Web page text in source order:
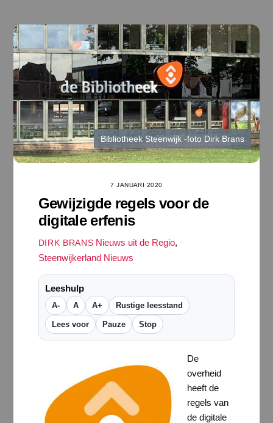
inhoud
Bibliotheek Steenwijk -foto Dirk Brans
7 JANUARI 2020
Gewijzigde regels voor de
digitale erfenis
DIRK BRANS Nieuws uit de Regio,
Steenwijkerland Nieuws
Leeshulp
A- A A+ Rustige leesstand
Lees voor Pauze Stop
De
overheid
heeft de
regels van
de digitale